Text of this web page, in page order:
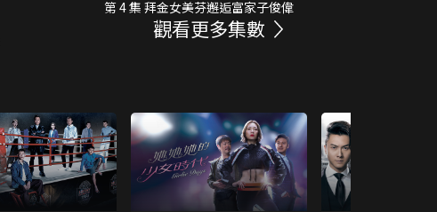
第 4 集 拜金女美芬邂逅富家子俊偉
觀看更多集數